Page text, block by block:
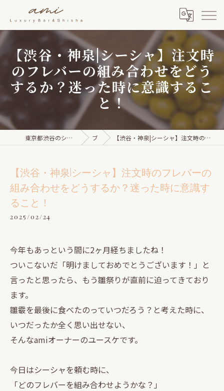
【渋谷・神泉|シーシャ】注文時
のフレバーの組み合わせをどう
するか？迷った時に意識するこ
と！
東京都渋谷のシーシャならami Luxury Bar & Shisha ブログ 【渋谷・神泉|シーシャ】注文時のフレバーの組み合わせをどうするか？迷った時に意識すること！
【渋谷・神泉|シーシャ】注文時のフレバーの
組み合わせをどうするか？迷った時に意識す
ること！
2025/02/24
今年もあっという間に2ヶ月経ちましたね！
ついこないだ「明けましておめでとうございます！」と
言ったと思ったら、もう雛祭りが直前に迫ってきており
ます。
雛霰を最後に食べたのっていつだろう？と考えた時に、
いつだったか全く思い出せない、
そんなamiオーナーのユースケです。
今日はシーシャを頼む時に、
「どのフレバーを組み合わせようかな？」